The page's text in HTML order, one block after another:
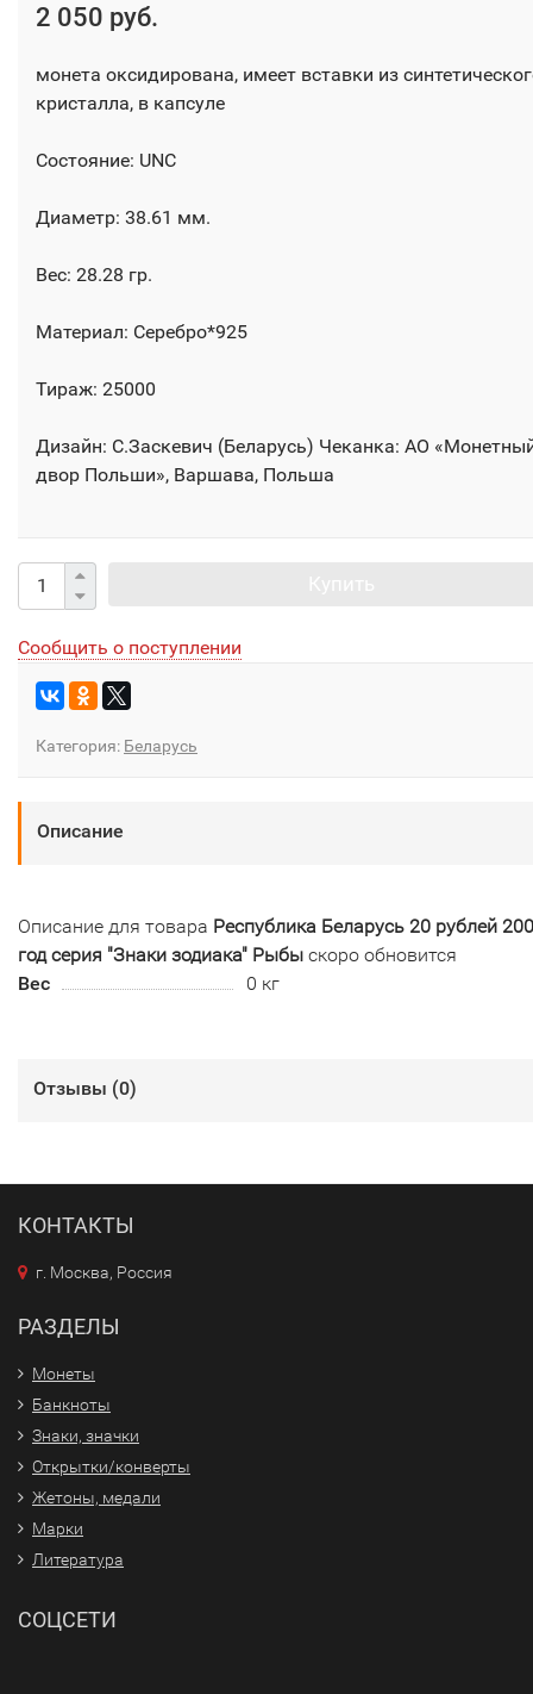
2 050 руб.
монета оксидирована, имеет вставки из
кристалла, в капсуле
Состояние: UNC
Диаметр: 38.61 мм.
Вес: 28.28 гр.
Материал: Серебро*925
Тираж: 25000
Дизайн: С.Заскевич (Беларусь) Чеканка: АО
двор Польши», Варшава, Польша
Сообщить о поступлении
Категория: Беларусь
Описание
Описание для товара Республика Беларусь 20 рублей
год серия "Знаки зодиака" Рыбы скоро обновится
Вес
0 кг
Отзывы (0)
КОНТАКТЫ
г. Москва, Россия
РАЗДЕЛЫ
Монеты
Банкноты
Знаки, значки
Открытки/конверты
Жетоны, медали
Марки
Литература
СОЦСЕТИ